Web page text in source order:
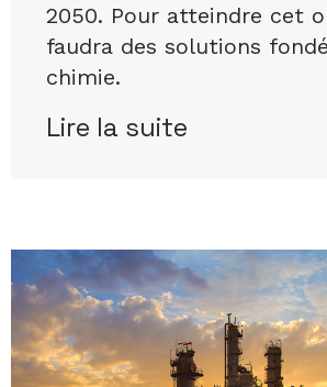
2050. Pour atteindre cet
faudra des solutions
chimie.
Lire la suite